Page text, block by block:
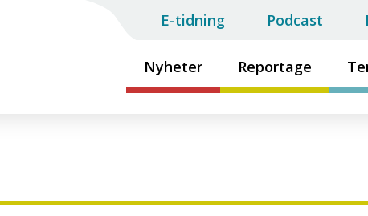
Nyheter Reportage
E-tidning Podcast